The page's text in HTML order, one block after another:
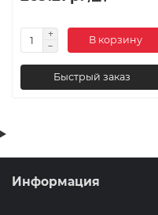
В корзину
Быстрый заказ
Информация